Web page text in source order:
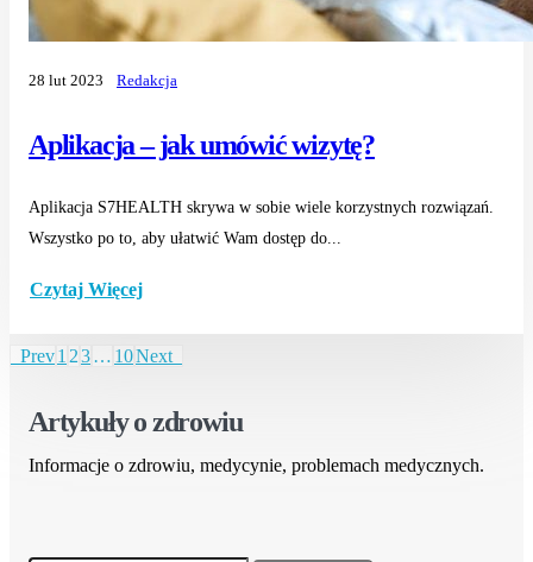
Aplikacja – jak umówić wizytę?
28 lut 2023 Redakcja
Aplikacja S7HEALTH skrywa w sobie wiele korzystnych rozwiązań.
Wszystko po to, aby ułatwić Wam dostęp do...
Czytaj Więcej
Prev123… 10Next
Artykuły o zdrowiu
Informacje o zdrowiu, medycynie, problemach medycznych.